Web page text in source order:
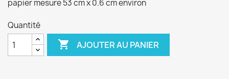
papier mesure 53 cm x 0.6 cm environ
Quantité
 AJOUTER AU PANIER